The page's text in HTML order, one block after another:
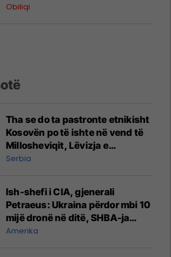
Obiliqi
Tha se do ta pastronte etnikisht
Kosovën po të ishte në vend të
Millosheviqit, Lëvizja e
Qytetarëve të Lirë në Serbi
Paunoviq
Serbia
Ish-shefi i CIA, gjenerali
Petraeus: Ukraina përdor mbi 10
mijë dronë në ditë, SHBA-ja
mbetet shumë prapa në
Amerika